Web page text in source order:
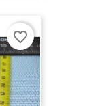
favorite_border